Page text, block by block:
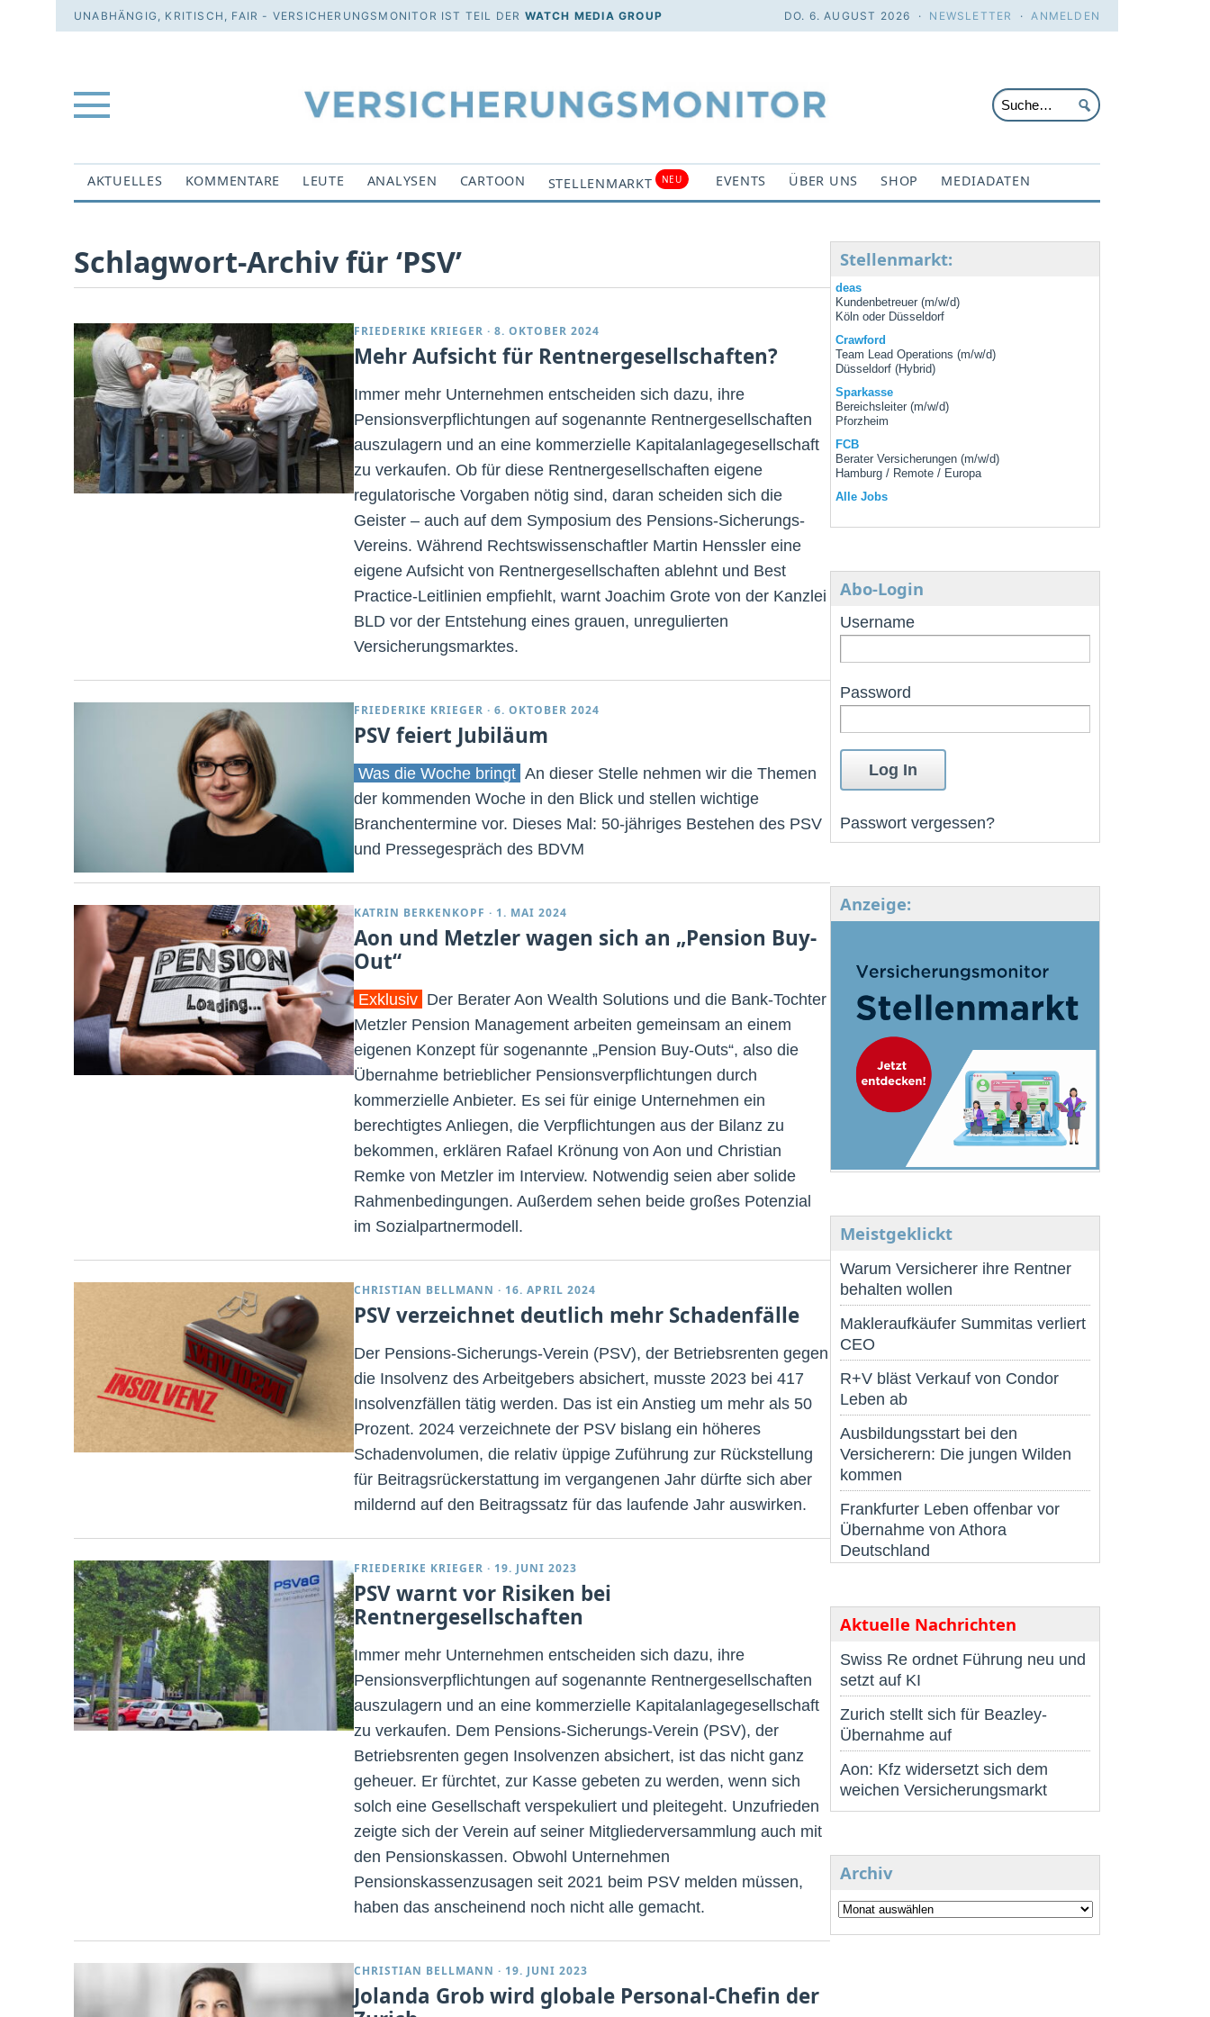
UNABHÄNGIG, KRITISCH, FAIR - VERSICHERUNGSMONITOR IST TEIL DER WATCH MEDIA GROUP DO. 6. AUGUST 2026 · NEWSLETTER ·ANMELDEN
AKTUELLES KOMMENTARE LEUTE ANALYSEN CARTOON STELLENMARKT NEU EVENTS ÜBER UNS SHOP MEDIADATEN
Schlagwort-Archiv für ‘PSV’
FRIEDERIKE KRIEGER · 8. OKTOBER 2024
Mehr Aufsicht für Rentnergesellschaften?
Immer mehr Unternehmen entscheiden sich dazu, ihre
Pensionsverpflichtungen auf sogenannte Rentnergesellschaften
auszulagern und an eine kommerzielle Kapitalanlagegesellschaft
zu verkaufen. Ob für diese Rentnergesellschaften eigene
regulatorische Vorgaben nötig sind, daran scheiden sich die
Geister – auch auf dem Symposium des Pensions-Sicherungs-
Vereins. Während Rechtswissenschaftler Martin Henssler eine
eigene Aufsicht von Rentnergesellschaften ablehnt und Best
Practice-Leitlinien empfiehlt, warnt Joachim Grote von der Kanzlei
BLD vor der Entstehung eines grauen, unregulierten
Versicherungsmarktes.
FRIEDERIKE KRIEGER · 6. OKTOBER 2024
PSV feiert Jubiläum
Was die Woche bringt An dieser Stelle nehmen wir die Themen
der kommenden Woche in den Blick und stellen wichtige
Branchentermine vor. Dieses Mal: 50-jähriges Bestehen des PSV
und Pressegespräch des BDVM
KATRIN BERKENKOPF · 1. MAI 2024
Aon und Metzler wagen sich an „Pension Buy-
Out“
Exklusiv Der Berater Aon Wealth Solutions und die Bank-Tochter
Metzler Pension Management arbeiten gemeinsam an einem
eigenen Konzept für sogenannte „Pension Buy-Outs“, also die
Übernahme betrieblicher Pensionsverpflichtungen durch
kommerzielle Anbieter. Es sei für einige Unternehmen ein
berechtigtes Anliegen, die Verpflichtungen aus der Bilanz zu
bekommen, erklären Rafael Krönung von Aon und Christian
Remke von Metzler im Interview. Notwendig seien aber solide
Rahmenbedingungen. Außerdem sehen beide großes Potenzial
im Sozialpartnermodell.
CHRISTIAN BELLMANN · 16. APRIL 2024
PSV verzeichnet deutlich mehr Schadenfälle
Der Pensions-Sicherungs-Verein (PSV), der Betriebsrenten gegen
die Insolvenz des Arbeitgebers absichert, musste 2023 bei 417
Insolvenzfällen tätig werden. Das ist ein Anstieg um mehr als 50
Prozent. 2024 verzeichnete der PSV bislang ein höheres
Schadenvolumen, die relativ üppige Zuführung zur Rückstellung
für Beitragsrückerstattung im vergangenen Jahr dürfte sich aber
mildernd auf den Beitragssatz für das laufende Jahr auswirken.
FRIEDERIKE KRIEGER · 19. JUNI 2023
PSV warnt vor Risiken bei
Rentnergesellschaften
Immer mehr Unternehmen entscheiden sich dazu, ihre
Pensionsverpflichtungen auf sogenannte Rentnergesellschaften
auszulagern und an eine kommerzielle Kapitalanlagegesellschaft
zu verkaufen. Dem Pensions-Sicherungs-Verein (PSV), der
Betriebsrenten gegen Insolvenzen absichert, ist das nicht ganz
geheuer. Er fürchtet, zur Kasse gebeten zu werden, wenn sich
solch eine Gesellschaft verspekuliert und pleitegeht. Unzufrieden
zeigte sich der Verein auf seiner Mitgliederversammlung auch mit
den Pensionskassen. Obwohl Unternehmen
Pensionskassenzusagen seit 2021 beim PSV melden müssen,
haben das anscheinend noch nicht alle gemacht.
CHRISTIAN BELLMANN · 19. JUNI 2023
Jolanda Grob wird globale Personal-Chefin der
Stellenmarkt:
deas
Kundenbetreuer (m/w/d)
Köln oder Düsseldorf
Crawford
Team Lead Operations (m/w/d)
Düsseldorf (Hybrid)
Sparkasse
Bereichsleiter (m/w/d)
Pforzheim
FCB
Berater Versicherungen (m/w/d)
Hamburg / Remote / Europa
Alle Jobs
Abo-Login
Username
Password
Passwort vergessen?
Anzeige:
Meistgeklickt
Warum Versicherer ihre Rentner
behalten wollen
Makleraufkäufer Summitas verliert
CEO
R+V bläst Verkauf von Condor
Leben ab
Ausbildungsstart bei den
Versicherern: Die jungen Wilden
kommen
Frankfurter Leben offenbar vor
Übernahme von Athora
Deutschland
Aktuelle Nachrichten
Swiss Re ordnet Führung neu und
setzt auf KI
Zurich stellt sich für Beazley-
Übernahme auf
Aon: Kfz widersetzt sich dem
weichen Versicherungsmarkt
Archiv